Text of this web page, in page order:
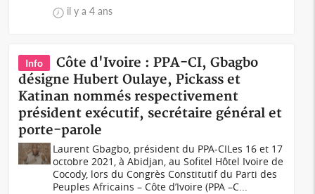
il y a 4 ans
Info
Côte d'Ivoire : PPA-CI, Gbagbo
désigne Hubert Oulaye, Pickass et
Katinan nommés respectivement
président exécutif, secrétaire général et
porte-parole
Laurent Gbagbo, président du PPA-CILes 16 et 17
octobre 2021, à Abidjan, au Sofitel Hôtel Ivoire de
Cocody, lors du Congrès Constitutif du Parti des
Peuples Africains – Côte d’Ivoire (PPA –C...